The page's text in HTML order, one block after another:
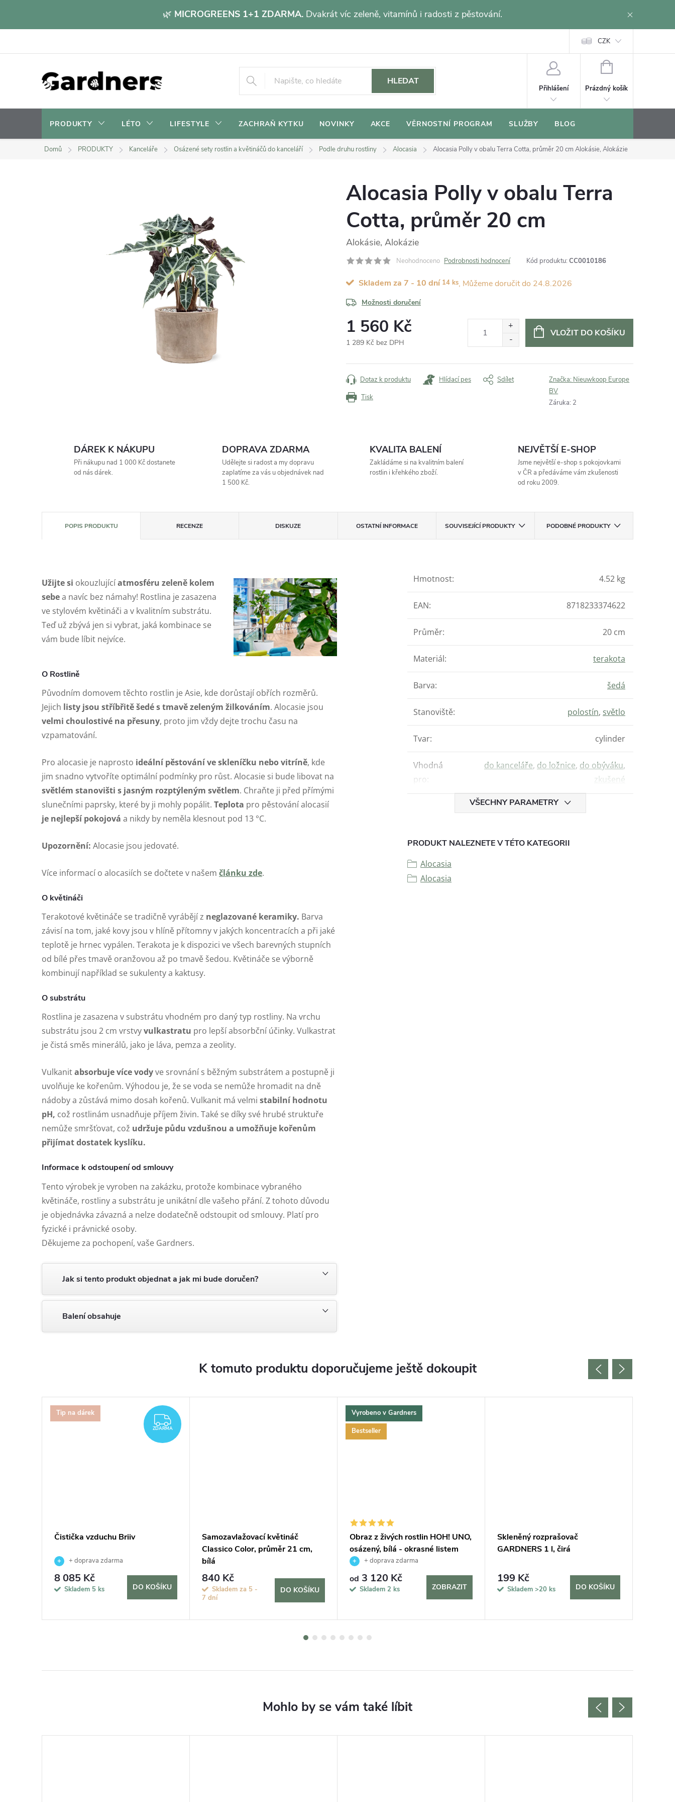
🌿 MICROGREENS 1+1 ZDARMA. Dvakrát víc zeleně, vitamínů i radosti z pěstování.
CZK
HLEDAT
Přihlášení
NÁKUPNÍ
Prázdný košík
PRODUKTY LÉTO LIFESTYLE ZACHRAŇ KYTKU NOVINKY AKCE VĚRNOSTNÍ PROGRAM SLUŽBY BLOG
Domů PRODUKTY Kanceláře Osázené sety rostlin a květináčů do kanceláří Podle druhu rostliny Alocasia Alocasia Polly v obalu Terra Cotta, průměr 20 cm Alokásie, Alokázie
Alocasia Polly v obalu Terra
Cotta, průměr 20 cm
Alokásie, Alokázie
Neohodnoceno Podrobnosti hodnocení Kód produktu: CC0010186
Skladem za 7 - 10 dní 14 ks 24.8.2026
Možnosti doručení
1 560 Kč
1 289 Kč bez DPH
cena:
VLOŽIT DO KOŠÍKU
Tisk
Dotaz k produktu Hlídací pes Sdílet Značka: Nieuwkoop Europe
BV
Záruka: 2
DÁREK K NÁKUPU
Při nákupu nad 1 000 Kč dostanete
od nás dárek.
DOPRAVA ZDARMA
Udělejte si radost a my dopravu
zaplatíme za vás u objednávek nad
1 500 Kč.
KVALITA BALENÍ
Zakládáme si na kvalitním balení
rostlin i křehkého zboží.
NEJVĚTŠÍ E-SHOP
Jsme největší e-shop s pokojovkami
v ČR a předáváme vám zkušenosti
od roku 2009.
POPIS PRODUKTU RECENZE DISKUZE OSTATNÍ INFORMACE SOUVISEJÍCÍ PRODUKTY PODOBNÉ PRODUKTY
Užijte si okouzlujícíatmosféru zeleně kolem
sebea navíc bez námahy! Rostlina je zasazena
ve stylovém květináči a v kvalitním substrátu.
Teď už zbývá jen si vybrat, jaká kombinace se
vám bude líbit nejvíce.
O Rostlině
Původním domovem těchto rostlin je Asie, kde dorůstají obřích rozměrů.
Jejich listy jsou stříbřitě šedé s tmavě zeleným žilkováním. Alocasie jsou
velmi choulostivé na přesuny, proto jim vždy dejte trochu času na
vzpamatování.
Pro alocasie je naprosto ideální pěstování ve skleníčku nebo vitríně, kde
jim snadno vytvoříte optimální podmínky pro růst. Alocasie si bude libovat na
světlém stanovišti s jasným rozptýleným světlem. Chraňte ji před přímými
slunečními paprsky, které by ji mohly popálit. Teplota pro pěstování alocasií
je nejlepší pokojová a nikdy by neměla klesnout pod 13 °C.
Upozornění: Alocasie jsou jedovaté.
Více informací o alocasiích se dočtete v našem článku zde.
O květináči
Terakotové květináče se tradičně vyrábějí z neglazované keramiky. Barva
závisí na tom, jaké kovy jsou v hlíně přítomny v jakých koncentracích a při jaké
teplotě je hrnec vypálen. Terakota je k dispozici ve všech barevných stupních
od bílé přes tmavě oranžovou až po tmavě šedou. Květináče se výborně
kombinují například se sukulenty a kaktusy.
O substrátu
Rostlina je zasazena v substrátu vhodném pro daný typ rostliny. Na vrchu
substrátu jsou 2 cm vrstvyvulkastratu pro lepší absorbční účinky. Vulkastrat
je čistá směs minerálů, jako je láva, pemza a zeolity.
Vulkanitabsorbuje více vodyve srovnání s běžným substrátem a postupně ji
uvolňuje ke kořenům. Výhodou je, že se voda se nemůže hromadit na dně
nádoby a zůstává mimo dosah kořenů. Vulkanit má velmi stabilní hodnotu
pH, což rostlinám usnadňuje příjem živin. Také se díky své hrubé struktuře
nemůže smršťovat, což udržuje půdu vzdušnou a umožňuje kořenům
přijímat dostatek kyslíku.
Informace k odstoupení od smlouvy
Tento výrobek je vyroben na zakázku, protože kombinace vybraného
květináče, rostliny a substrátu je unikátní dle vašeho přání. Z tohoto důvodu
je objednávka závazná a nelze dodatečně odstoupit od smlouvy. Platí pro
fyzické i právnické osoby.
Děkujeme za pochopení, vaše Gardners.
Jak si tento produkt objednat a jak mi bude doručen?
Balení obsahuje
Hmotnost: 4.52 kg
EAN: 8718233374622
Průměr: 20 cm
Materiál: terakota
Barva: šedá
Stanoviště: polostín, světlo
Tvar: cylinder
Vhodná
pro:
do kanceláře, do ložnice, do obýváku,
zkušené
VŠECHNY PARAMETRY
PRODUKT NALEZNETE V TÉTO KATEGORII
Alocasia
Alocasia
K tomuto produktu doporučujeme ještě dokoupit
Tip na dárek
ZDARMA
ZDARMA
Čistička vzduchu Briiv
+ doprava zdarma
8 085 Kč
Skladem 5 ks DO KOŠÍKU
Samozavlažovací květináč
Classico Color, průměr 21 cm,
bílá
840 Kč
Skladem za 5 -
7 dní
DO KOŠÍKU
Vyrobeno v Gardners
Bestseller
Obraz z živých rostlin HOH! UNO,
osázený, bílá - okrasné listem
+ doprava zdarma
od 3 120 Kč
Skladem 2 ks ZOBRAZIT
Skleněný rozprašovač
GARDNERS 1 l, čirá
199 Kč
Skladem >20 ks DO KOŠÍKU